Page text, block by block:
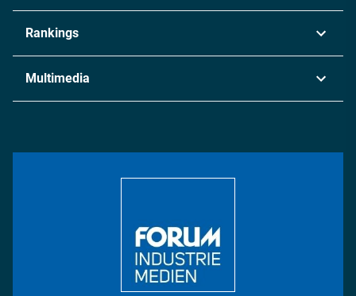
Chemie
Metall
Energie
Rankings
Multimedia